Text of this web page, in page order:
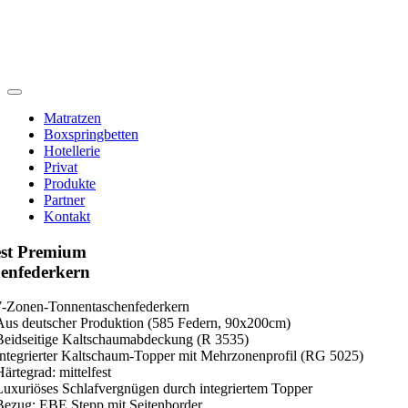
Toggle
NavigationMatratzen
Boxspringbetten
Hotellerie
Privat
Produkte
Partner
Kontakt
Premium
Zonen-Tonnentaschenfederkern
deutscher Produktion (585 Federn, 90x200cm)
Kaltschaumabdeckung (R 3535)
Kaltschaum-Topper mit Mehrzonenprofil (RG 5025)
mittelfest
Schlafvergnügen durch integriertem Topper